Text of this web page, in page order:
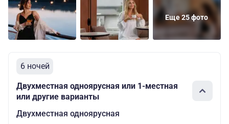
Еще 25 фото
6 ночей
Двухместная одноярусная или 1-местная
или другие варианты
Двухместная одноярусная